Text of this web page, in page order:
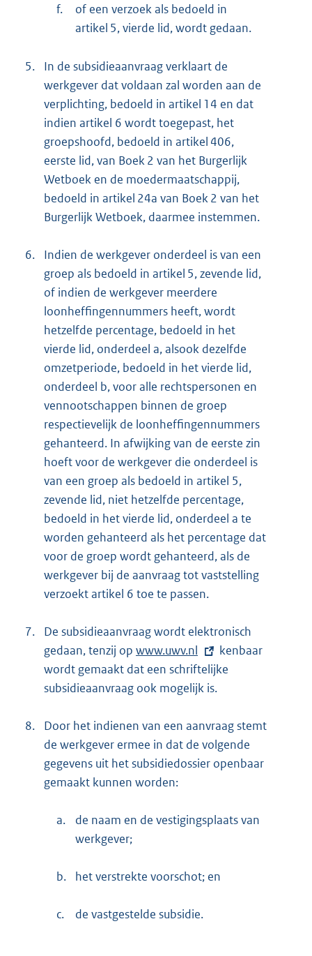
f.
of een verzoek als bedoeld in
artikel 5, vierde lid, wordt gedaan.
5.
In de subsidieaanvraag verklaart de
werkgever dat voldaan zal worden aan de
verplichting, bedoeld in artikel 14 en dat
indien artikel 6 wordt toegepast, het
groepshoofd, bedoeld in artikel 406,
eerste lid, van Boek 2 van het Burgerlijk
Wetboek en de moedermaatschappij,
bedoeld in artikel 24a van Boek 2 van het
Burgerlijk Wetboek, daarmee instemmen.
6.
Indien de werkgever onderdeel is van een
groep als bedoeld in artikel 5, zevende lid,
of indien de werkgever meerdere
loonheffingennummers heeft, wordt
hetzelfde percentage, bedoeld in het
vierde lid, onderdeel a, alsook dezelfde
omzetperiode, bedoeld in het vierde lid,
onderdeel b, voor alle rechtspersonen en
vennootschappen binnen de groep
respectievelijk de loonheffingennummers
gehanteerd. In afwijking van de eerste zin
hoeft voor de werkgever die onderdeel is
van een groep als bedoeld in artikel 5,
zevende lid, niet hetzelfde percentage,
bedoeld in het vierde lid, onderdeel a te
worden gehanteerd als het percentage dat
voor de groep wordt gehanteerd, als de
werkgever bij de aanvraag tot vaststelling
verzoekt artikel 6 toe te passen.
7.
De subsidieaanvraag wordt elektronisch
gedaan, tenzij op E
x
t
r
n
e
l
n
www.uwv.nl
kenbaar
wordt gemaakt dat een schriftelijke
subsidieaanvraag ook mogelijk is.
8.
Door het indienen van een aanvraag stemt
de werkgever ermee in dat de volgende
gegevens uit het subsidiedossier openbaar
gemaakt kunnen worden:
a.
de naam en de vestigingsplaats van
werkgever;
b. het verstrekte voorschot; en
c. de vastgestelde subsidie.